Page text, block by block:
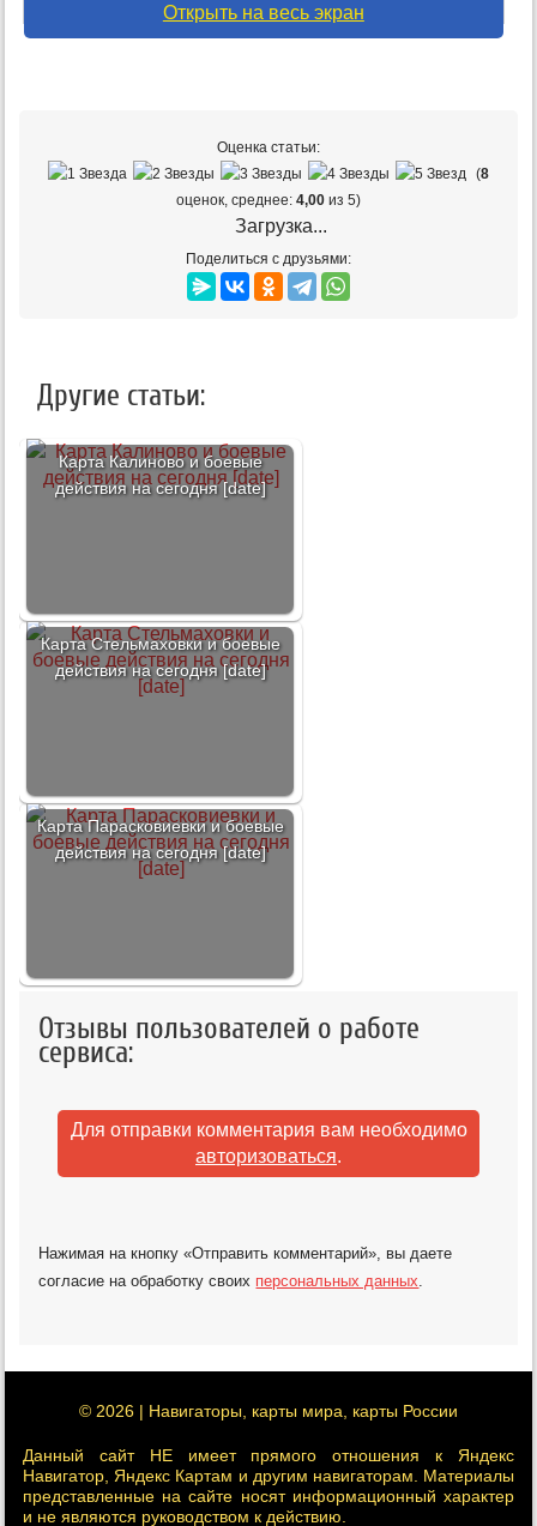
Открыть на весь экран
Оценка статьи:
(8
оценок, среднее: 4,00 из 5)
Загрузка...
Поделиться с друзьями:
Другие статьи:
Карта Калиново и боевые
действия на сегодня [date]
Карта Стельмаховки и боевые
действия на сегодня [date]
Карта Парасковиевки и боевые
действия на сегодня [date]
Отзывы пользователей о работе
сервиса:
Для отправки комментария вам необходимо
авторизоваться.
Нажимая на кнопку «Отправить комментарий», вы даете
согласие на обработку своих персональных данных
© 2026 | Навигаторы, карты мира, карты России
Данный сайт НЕ имеет прямого отношения к Яндекс
Навигатор, Яндекс Картам и другим навигаторам. Материалы
представленные на сайте носят информационный характер
и не являются руководством к действию.